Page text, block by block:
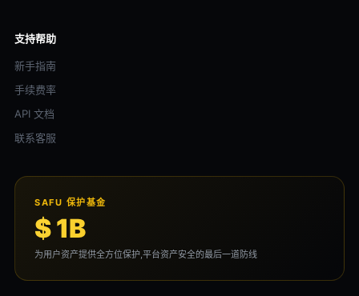
支持帮助
新手指南
手续费率
API 文档
联系客服
SAFU 保护基金
$ 1B
为用户资产提供全方位保护,平台资产安全的最后一道防线